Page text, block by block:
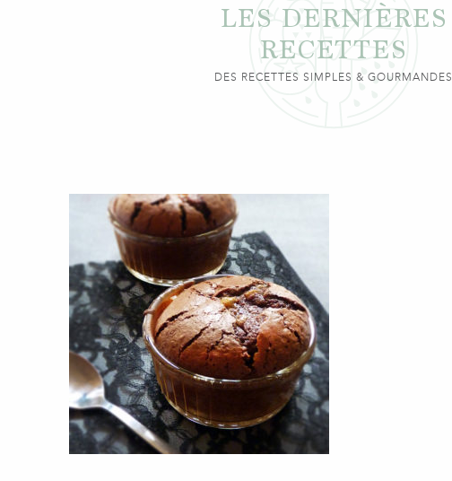
LES DERNIÈRES
RECETTES
DES RECETTES SIMPLES & GOURMANDES